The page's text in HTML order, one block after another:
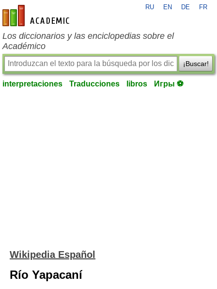
es-academic.com
RU EN DE FR
Los diccionarios y las enciclopedias sobre el
Académico
¡Buscar!
interpretaciones Traducciones libros Игры ⚽
Wikipedia Español
Río Yapacaní